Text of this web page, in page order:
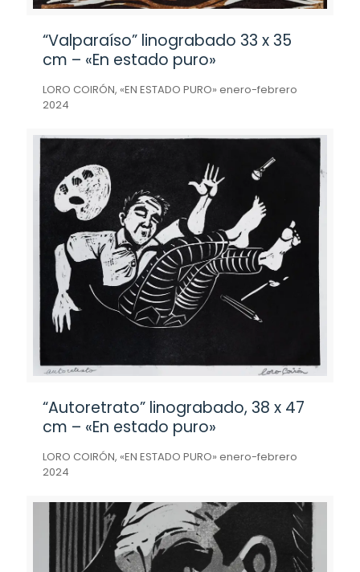
“Valparaíso” linograbado 33 x 35
cm – «En estado puro»
LORO COIRÓN, «EN ESTADO PURO» enero-febrero
2024
“Autoretrato” linograbado, 38 x 47
cm – «En estado puro»
LORO COIRÓN, «EN ESTADO PURO» enero-febrero
2024